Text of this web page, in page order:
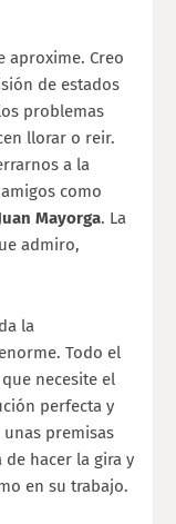
aproxime. Creo
de estados
problemas
llorar o reir.
a la
como
Mayorga. La
admiro,
la
Todo el
necesite el
perfecta y
premisas
hacer la gira y
en su trabajo.